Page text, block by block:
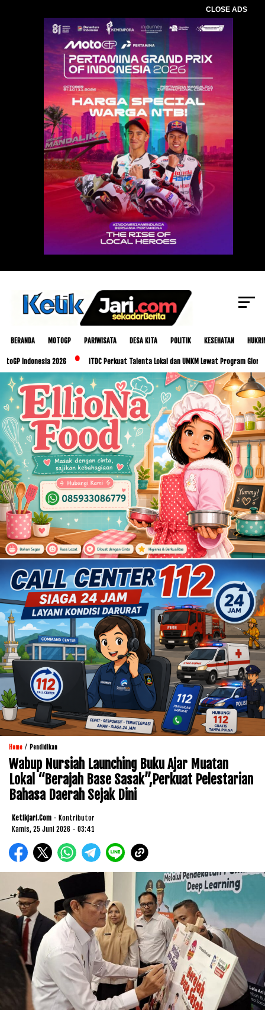
CLOSE ADS
BERANDA MOTOGP PARIWISATA DESA KITA POLITIK KESEHATAN
2026 ITDC Perkuat Talenta Lokal dan UMKM Lewat Program Glorious Golo
Home / Pendidikan
Wabup Nursiah Launching Buku Ajar Muatan
Lokal “Berajah Base Sasak”,Perkuat Pelestarian
Bahasa Daerah Sejak Dini
Ketikjari.com - Kontributor
Kamis, 25 Juni 2026 - 03:41